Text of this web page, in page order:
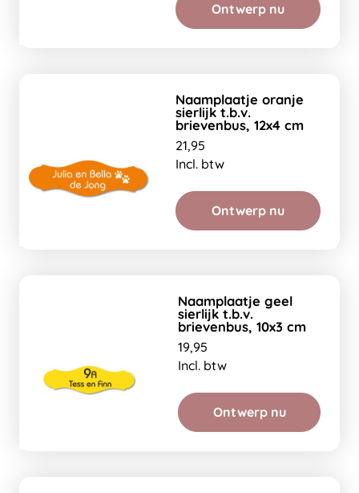
Ontwerp nu
Naamplaatje oranje
sierlijk t.b.v.
brievenbus, 12x4 cm
21,95
Incl. btw
Ontwerp nu
Naamplaatje geel
sierlijk t.b.v.
brievenbus, 10x3 cm
19,95
Incl. btw
Ontwerp nu